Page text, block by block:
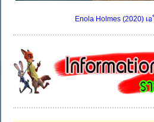
Enola Holmes (2020) เ